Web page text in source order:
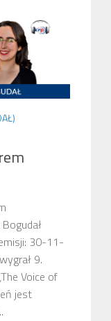
30-11-
9.
Voice of
jest